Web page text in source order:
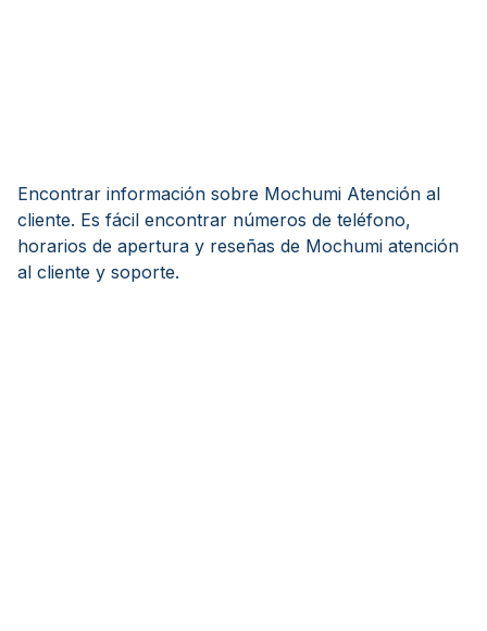
Encontrar información sobre Mochumi Atención al
cliente. Es fácil encontrar números de teléfono,
horarios de apertura y reseñas de Mochumi atención
al cliente y soporte.